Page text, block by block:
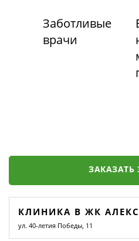
Заботливые
врачи
ЗАКАЗАТЬ
КЛИНИКА В ЖК
ул. 40-летия Победы, 11